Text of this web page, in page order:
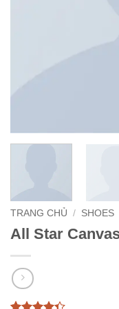
TRANG CHỦ / SHOES
All Star